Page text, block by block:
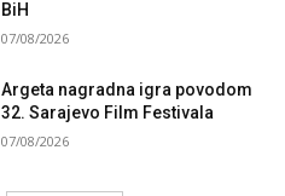
BiH
07/08/2026
Argeta nagradna igra povodom
32. Sarajevo Film Festivala
07/08/2026